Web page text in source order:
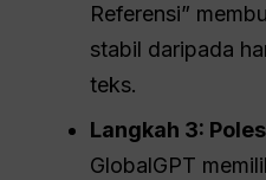
Referensi”
stabil daripada
teks.
Langkah 3:
GlobalGPT